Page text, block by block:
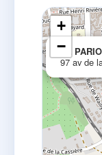
LE
97 av de
+
−